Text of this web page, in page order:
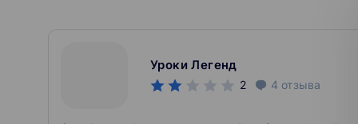
Уроки Легенд
2 4 отзыва